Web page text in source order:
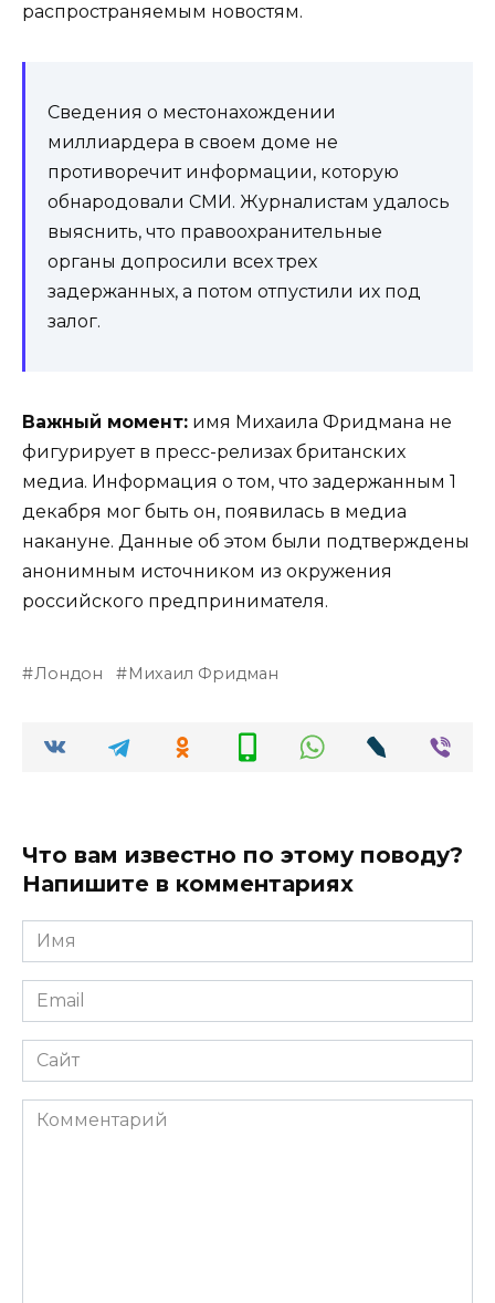
распространяемым новостям.
Сведения о местонахождении
миллиардера в своем доме не
противоречит информации, которую
обнародовали СМИ. Журналистам удалось
выяснить, что правоохранительные
органы допросили всех трех
задержанных, а потом отпустили их под
залог.
Важный момент: имя Михаила Фридмана не
фигурирует в пресс-релизах британских
медиа. Информация о том, что задержанным 1
декабря мог быть он, появилась в медиа
накануне. Данные об этом были подтверждены
анонимным источником из окружения
российского предпринимателя.
Лондон Михаил Фридман
Что вам известно по этому поводу?
Напишите в комментариях
Имя
*
Email
*
Сайт
Комментарий